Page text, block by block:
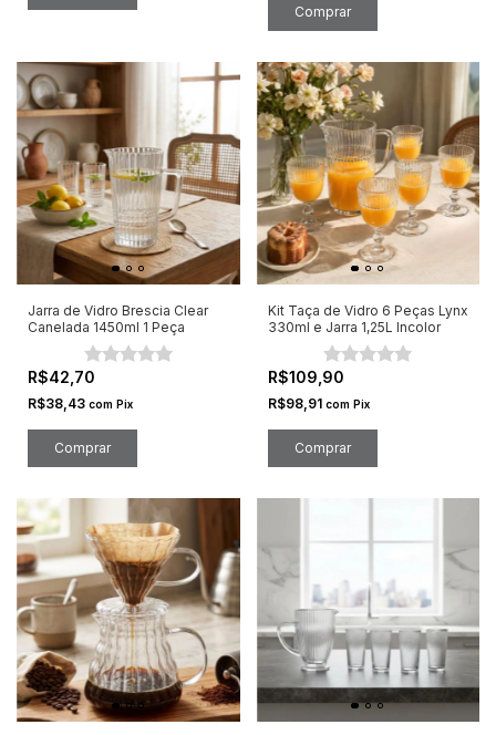
Jarra de Vidro Brescia Clear
Canelada 1450ml 1 Peça
R$42,70
R$38,43 com Pix
Kit Taça de Vidro 6 Peças Lynx
330ml e Jarra 1,25L Incolor
R$109,90
R$98,91 com Pix